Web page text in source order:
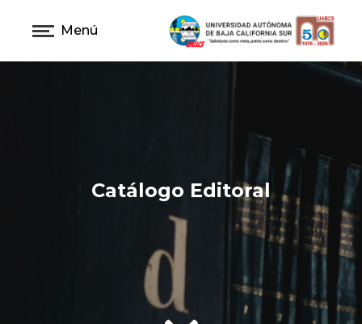
Menú
Catálogo Editoral